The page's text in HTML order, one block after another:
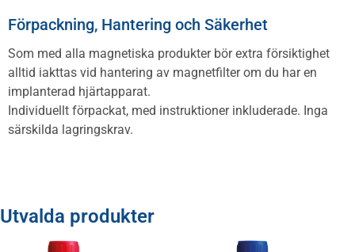
Förpackning, Hantering och Säkerhet
Som med alla magnetiska produkter bör extra försiktighet
alltid iakttas vid hantering av magnetfilter om du har en
implanterad hjärtapparat.
Individuellt förpackat, med instruktioner inkluderade. Inga
särskilda lagringskrav.
Utvalda produkter